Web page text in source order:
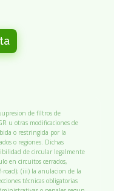
de filtros de
u otras modificaciones de
o restringida por la
o regiones. Dichas
de circular legalmente
en circuitos cerrados,
road); (iii) la anulacion de la
técnicas obligatorias